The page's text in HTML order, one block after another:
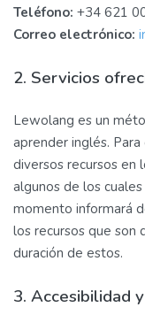
Teléfono: +34 621
Correo electrónico:
2. Servicios
Lewolang es un
aprender inglés.
diversos recursos en
algunos de los
momento informará
los recursos que son
duración de estos.
3. Accesibilidad